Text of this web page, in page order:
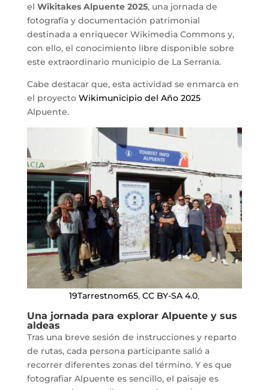
el Wikitakes Alpuente 2025, una jornada de
fotografía y documentación patrimonial
destinada a enriquecer Wikimedia Commons y,
con ello, el conocimiento libre disponible sobre
este extraordinario municipio de La Serranía.
Cabe destacar que, esta actividad se enmarca en
el proyecto Wikimunicipio del Año 2025
Alpuente.
19Tarrestnom65,CC BY-SA 4.0,
Una jornada para explorar Alpuente y sus
aldeas
Tras una breve sesión de instrucciones y reparto
de rutas, cada persona participante salió a
recorrer diferentes zonas del término. Y es que
fotografiar Alpuente es sencillo, el paisaje es